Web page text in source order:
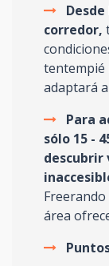
corredor,
tentempié
adaptará
Para
sólo 15 -
descubrir
Freerando
área